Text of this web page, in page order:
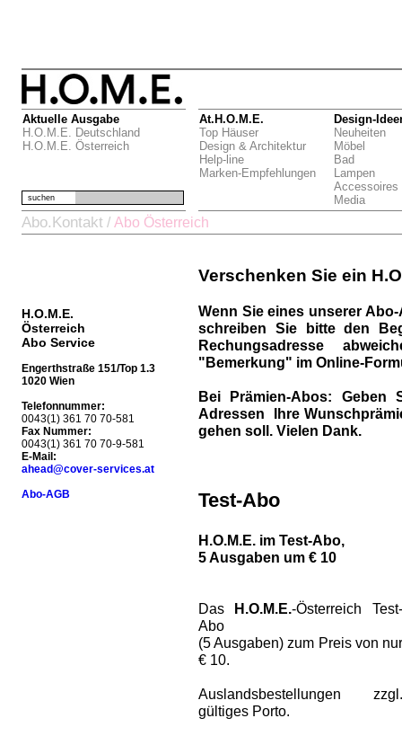
Aktuelle Ausgabe
H.O.M.E. Deutschland
H.O.M.E. Österreich
At.H.O.M.E.
Top Häuser
Design & Architektur
Help-line
Marken-Empfehlungen
Design-
Neuheiten
Möbel
Bad
Lampen
Accessoires
Media
suchen
Abo.Kontakt / Abo Österreich
H.O.M.E.
Österreich
Abo Service
Engerthstraße 151/Top 1.3
1020 Wien
Telefonnummer:
0043(1) 361 70 70-581
Fax Nummer:
0043(1) 361 70 70-9-581
E-Mail:
ahead@cover-services.at
Abo-AGB
Verschenken Sie ein
Wenn Sie eines unserer
schreiben Sie bitte den
Rechungsadresse
"Bemerkung" im Online-
Bei Prämien-Abos:
Geben
Adressen Ihre
gehen soll. Vielen Dank.
Test-Abo
H.O.M.E. im Test-Abo,
5 Ausgaben um € 10
Das H.O.M.E.-Österreich Test-
Abo
(5 Ausgaben) zum Preis von nur
€ 10.
Auslandsbestellungen zzgl.
gültiges Porto.